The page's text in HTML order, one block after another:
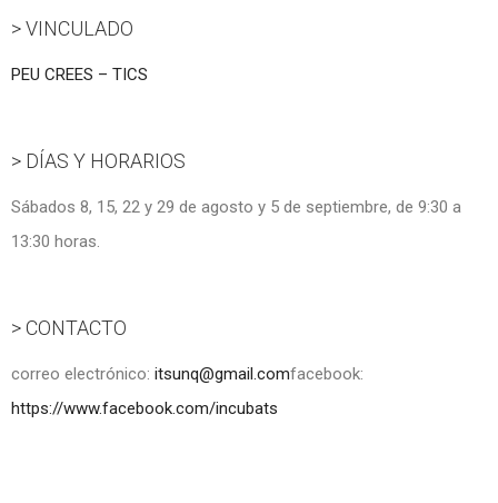
> VINCULADO
PEU CREES – TICS
> DÍAS Y HORARIOS
Sábados 8, 15, 22 y 29 de agosto y 5 de septiembre, de 9:30 a
13:30 horas.
> CONTACTO
correo electrónico: itsunq@gmail.comfacebook:
https://www.facebook.com/incubats